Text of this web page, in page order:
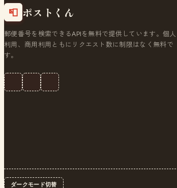
📮 ポストくん
郵便番号を検索できるAPIを無料で提供しています。個人
利用、商用利用ともにリクエスト数に制限はなく無料で
す。
ダークモード切替